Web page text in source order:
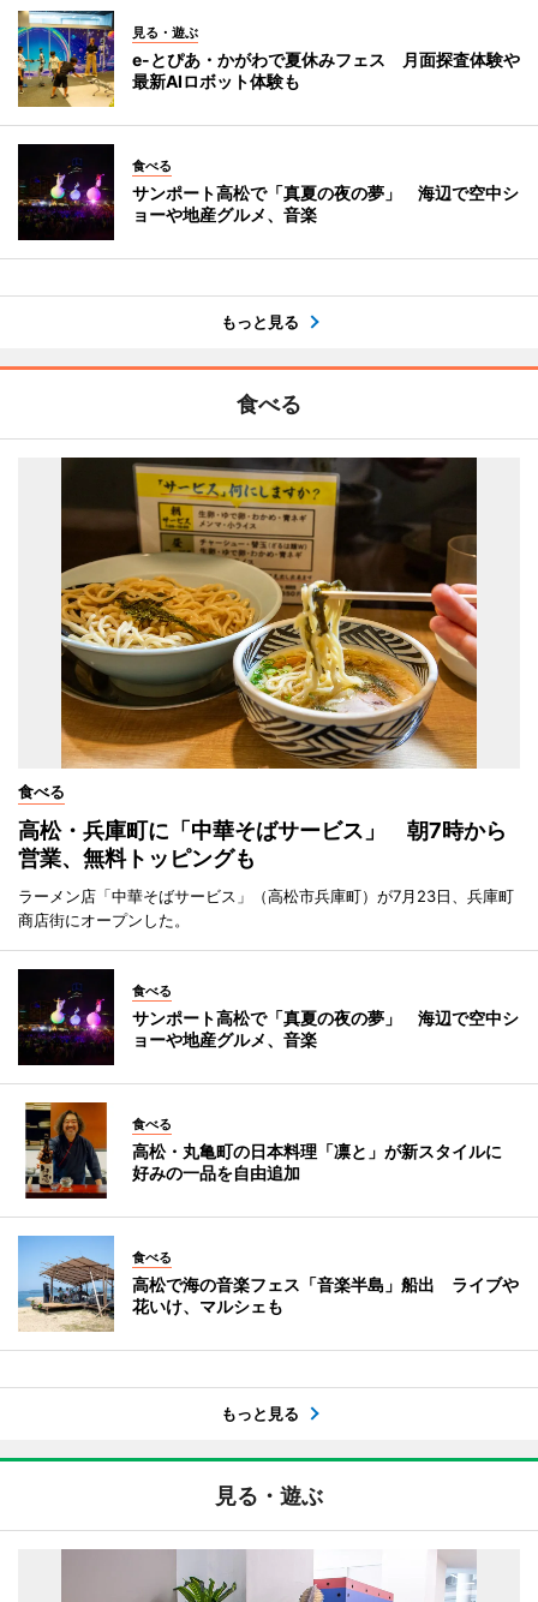
見る・遊ぶ
e-とぴあ・かがわで夏休みフェス 月面探査体験や
最新AIロボット体験も
食べる
サンポート高松で「真夏の夜の夢」 海辺で空中シ
ョーや地産グルメ、音楽
もっと見る
食べる
食べる
高松・兵庫町に「中華そばサービス」 朝7時から
営業、無料トッピングも
ラーメン店「中華そばサービス」（高松市兵庫町）が7月23日、兵庫町
商店街にオープンした。
食べる
サンポート高松で「真夏の夜の夢」 海辺で空中シ
ョーや地産グルメ、音楽
食べる
高松・丸亀町の日本料理「凛と」が新スタイルに
好みの一品を自由追加
食べる
高松で海の音楽フェス「音楽半島」船出 ライブや
花いけ、マルシェも
もっと見る
見る・遊ぶ